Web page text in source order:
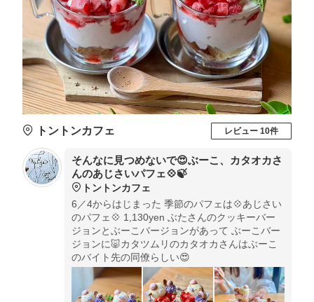
トントンカフェ レビュー 10件
そんなに見つめないで😍ぶーこ、カタオカさ
んのあじさいパフェ💠🍃
トントンカフェ
6／4からはじまった 季節のパフェは💠あじさい
のパフェ💠 1,130yen ぶたさんのクッキーバー
ジョンとぶーこバージョンがあって ぶーこバー
ジョンに🐷カタツムリのカタオカさんはぶーこ
のバイト先の同僚らしい😍